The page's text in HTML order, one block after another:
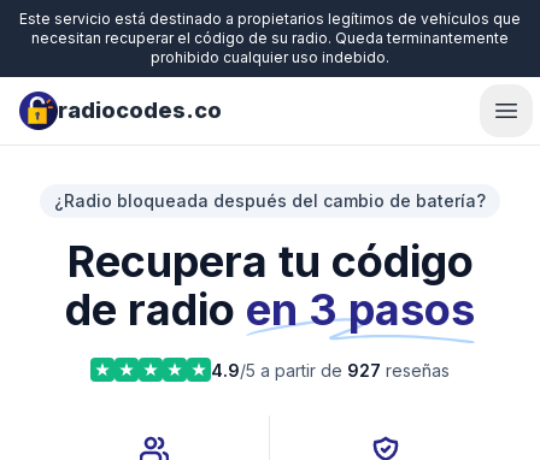
Este servicio está destinado a propietarios legítimos de vehículos que
necesitan recuperar el código de su radio. Queda terminantemente
prohibido cualquier uso indebido.
radiocodes.co
¿Radio bloqueada después del cambio de batería?
Recupera tu código
de radio en 3 pasos
4.9/5 a partir de 927 reseñas